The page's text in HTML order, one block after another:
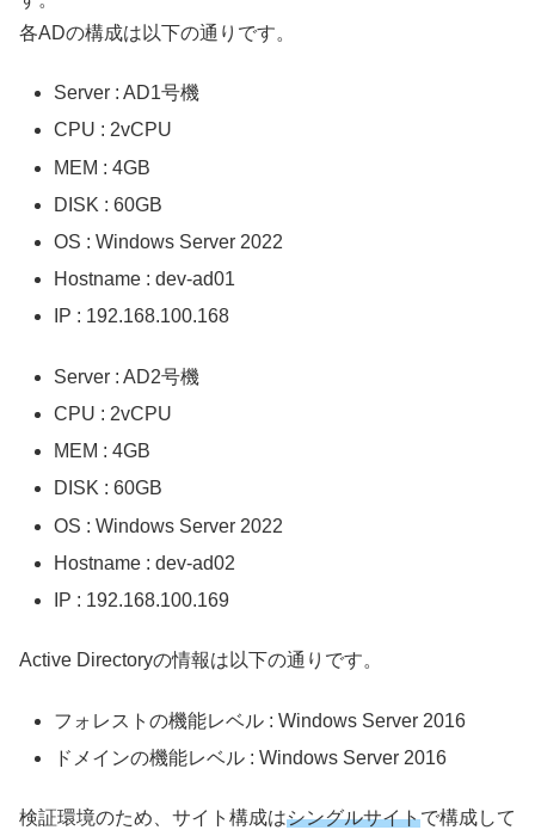
各ADの構成は以下の通りです。
Server : AD1号機
CPU : 2vCPU
MEM : 4GB
DISK : 60GB
OS : Windows Server 2022
Hostname : dev-ad01
IP : 192.168.100.168
Server : AD2号機
CPU : 2vCPU
MEM : 4GB
DISK : 60GB
OS : Windows Server 2022
Hostname : dev-ad02
IP : 192.168.100.169
Active Directoryの情報は以下の通りです。
フォレストの機能レベル : Windows Server 2016
ドメインの機能レベル : Windows Server 2016
検証環境のため、サイト構成はシングルサイトで構成して